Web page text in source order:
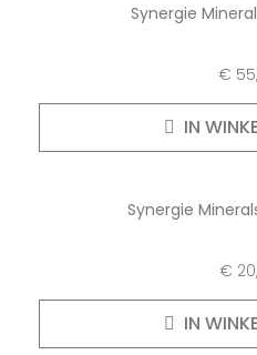
Synergie
€
IN
Synergie
€
IN